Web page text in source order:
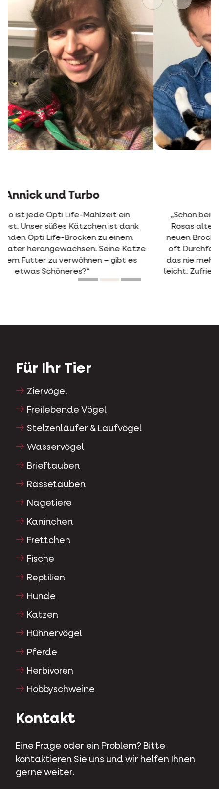
Jens und Rosa
„Schon beim ersten Mal, als wir Opti Life mit
Rosas altem Futter mischten, pickte sie die
neuen Brocken sofort heraus. Früher hatte sie
oft Durchfall. Seit sie Opti Life frisst, passiert
das nie mehr. Sie verdaut das Futter also sehr
leicht. Zufriedene Katze, zufriedener Besitzer.“
Vorher Nächstes
Für Ihr Tier
Ziervögel
Freilebende Vögel
Stelzenläufer & Laufvögel
Wasservögel
Brieftauben
Rassetauben
Nagetiere
Kaninchen
Frettchen
Fische
Reptilien
Hunde
Katzen
Hühnervögel
Pferde
Herbivoren
Hobbyschweine
Kontakt
Eine Frage oder ein Problem? Bitte
kontaktieren Sie uns und wir helfen Ihnen
gerne weiter.